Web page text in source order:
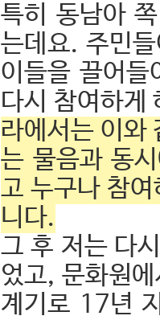
특히 동남아
는데요. 주민
이들을 끌어들
다시 참여하게
라에서는 이와
는 물음과 동
고 누구나 참
니다.
그 후 저는 다
었고, 문화원
계기로 17년